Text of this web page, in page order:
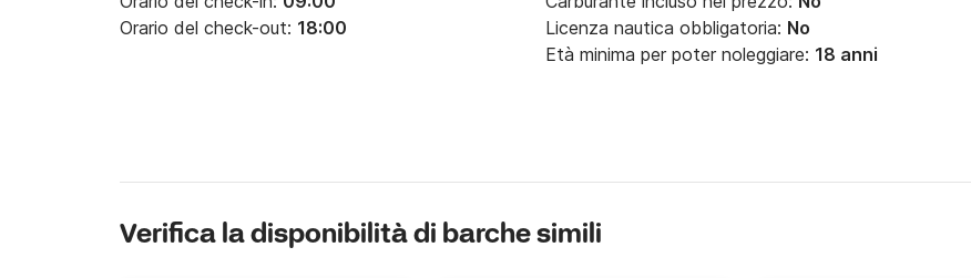
Orario del check-out: 18:00
Licenza nautica obbligatoria: No
Età minima per poter noleggiare: 18 anni
Verifica la disponibilità di barche simili